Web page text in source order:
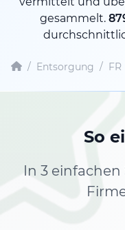
gesammelt.
/ Entsorgung / FR
So
In 3 einfachen